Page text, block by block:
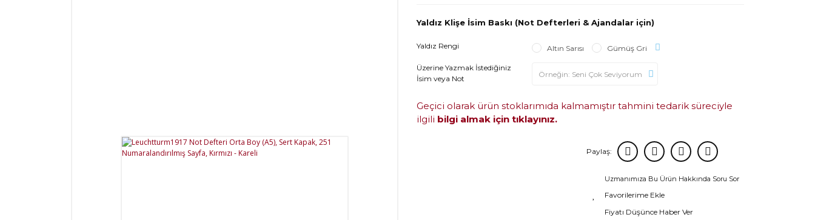
Yaldız Klişe İsim Baskı (Not Defterleri & Ajandalar için)
Yaldız Rengi Altın Sarısı Gümüş Gri
Üzerine Yazmak İstediğiniz
İsim veya Not
Geçici olarak ürün stoklarımıda kalmamıştır tahmini tedarik süreciyle
ilgili bilgi almak için tıklayınız.
Paylaş:
Uzmanımıza Bu Ürün Hakkında Soru Sor
Fiyatı Düşünce Haber Ver